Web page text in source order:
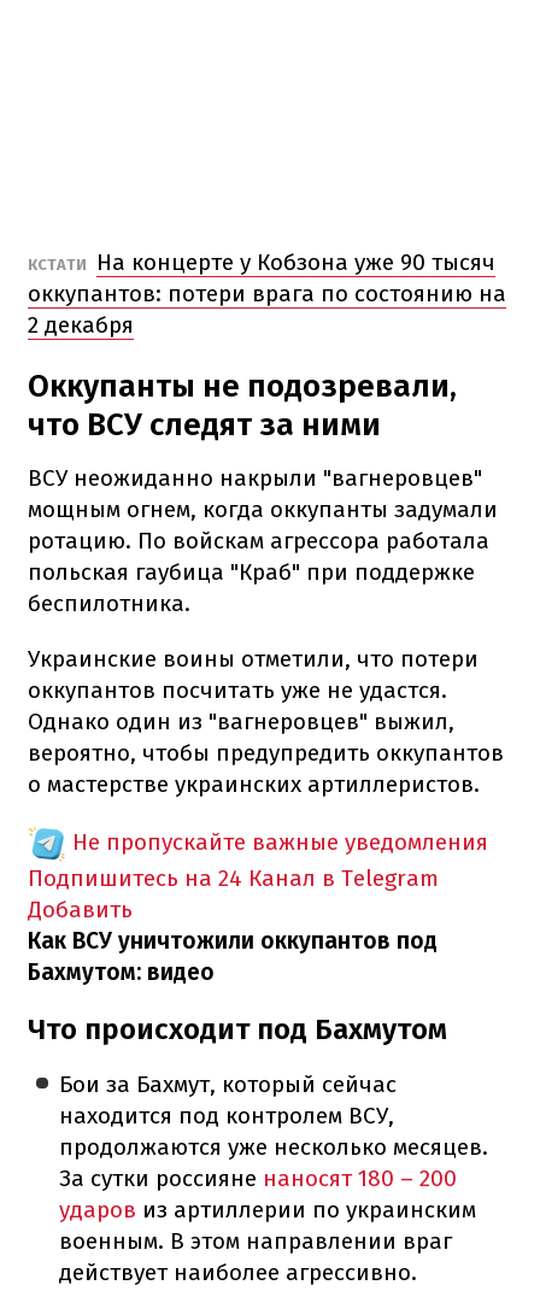
КСТАТИ
На концерте у Кобзона уже 90 тысяч
оккупантов: потери врага по состоянию на
2 декабря
Оккупанты не подозревали,
что ВСУ следят за ними
ВСУ неожиданно накрыли "вагнеровцев"
мощным огнем, когда оккупанты задумали
ротацию. По войскам агрессора работала
польская гаубица "Краб" при поддержке
беспилотника.
Украинские воины отметили, что потери
оккупантов посчитать уже не удастся.
Однако один из "вагнеровцев" выжил,
вероятно, чтобы предупредить оккупантов
о мастерстве украинских артиллеристов.
Не пропускайте важные уведомления
Подпишитесь на 24 Канал в Telegram
Добавить
Как ВСУ уничтожили оккупантов под
Бахмутом: видео
Что происходит под Бахмутом
Бои за Бахмут, который сейчас
находится под контролем ВСУ,
продолжаются уже несколько месяцев.
За сутки россияне наносят 180 – 200
ударов из артиллерии по украинским
военным. В этом направлении враг
действует наиболее агрессивно.